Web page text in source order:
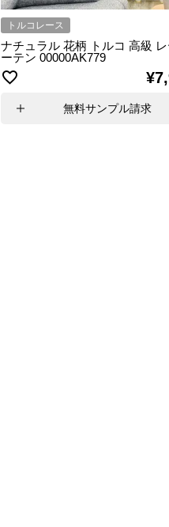
トルコレース
ナチュラル 花柄 トルコ 高級
ーテン 00000AK779
¥
無料サンプル請求